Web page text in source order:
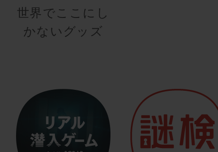
世界でここにし
かないグッズ